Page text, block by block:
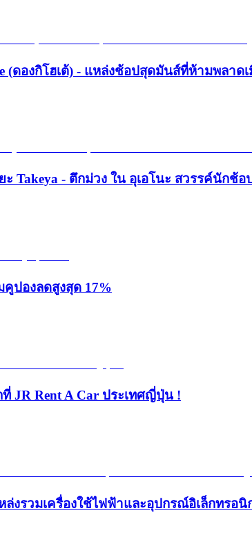
(ดองกิโฮเต้) - แหล่งช้อปสุดมันส์ที่ห้ามพลาด
Takeya - ตึกม่วง ใน อุเอโนะ สวรรค์นักช้
ปองลดสูงสุด 17%
JR Rent A Car ประเทศญี่ปุ่น !
ล่งรวมเครื่องใช้ไฟฟ้าและอุปกรณ์อิเล็กทรอ